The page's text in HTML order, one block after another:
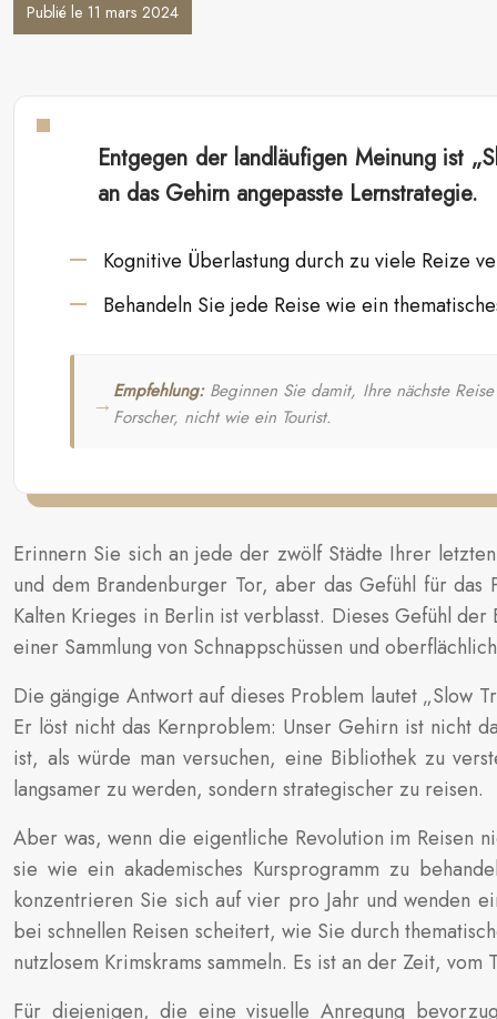
Publié le 11 mars 2024
Entgegen der landläufigen Meinung ist
an das Gehirn angepasste Lernstrategie.
Kognitive Überlastung durch zu viele Reize
Behandeln Sie jede Reise wie ein
Empfehlung:Beginnen Sie damit, Ihre nächste
Forscher, nicht wie ein Tourist.
Erinnern Sie sich an jede der zwölf Städte Ihrer
und dem Brandenburger Tor, aber das Gefühl für
Kalten Krieges in Berlin ist verblasst. Dieses Gefühl
einer Sammlung von Schnappschüssen und
Die gängige Antwort auf dieses Problem lautet „Slow
Er löst nicht das Kernproblem: Unser Gehirn ist nicht
ist, als würde man versuchen, eine Bibliothek zu
langsamer zu werden, sondern strategischer zu reisen.
Aber was, wenn die eigentliche Revolution im Reisen
sie wie ein akademisches Kursprogramm zu
konzentrieren Sie sich auf vier pro Jahr und wenden
bei schnellen Reisen scheitert, wie Sie durch
nutzlosem Krimskrams sammeln. Es ist an der Zeit,
Für diejenigen, die eine visuelle Anregung